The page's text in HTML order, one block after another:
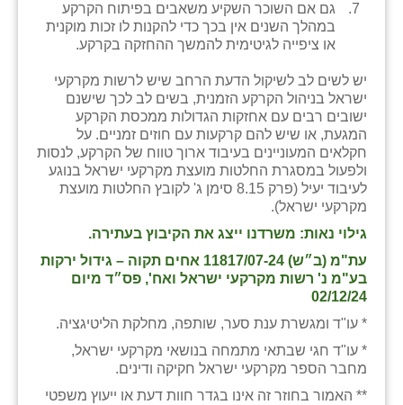
גם אם השוכר השקיע משאבים בפיתוח הקרקע
במהלך השנים אין בכך כדי להקנות לו זכות מוקנית
או ציפייה לגיטימית להמשך ההחזקה בקרקע.
יש לשים לב לשיקול הדעת הרחב שיש לרשות מקרקעי
ישראל בניהול הקרקע הזמנית, בשים לב לכך שישנם
ישובים רבים עם אחזקות הגדולות ממכסת הקרקע
המגעת, או שיש להם קרקעות עם חוזים זמניים. על
חקלאים המעוניינים בעיבוד ארוך טווח של הקרקע, לנסות
ולפעול במסגרת החלטות מועצת מקרקעי ישראל בנוגע
לעיבוד יעיל (פרק 8.15 סימן ג' לקובץ החלטות מועצת
מקרקעי ישראל).
גילוי נאות: משרדנו ייצג את הקיבוץ בעתירה.
עת"מ (ב״ש) 11817/07-24 אחים תקוה – גידול ירקות
בע"מ נ' רשות מקרקעי ישראל ואח', פס״ד מיום
02/12/24
* עו"ד ומגשרת ענת סער, שותפה, מחלקת הליטיגציה.
* עו"ד חגי שבתאי מתמחה בנושאי מקרקעי ישראל,
מחבר הספר מקרקעי ישראל חקיקה ודינים.
** האמור בחוזר זה אינו בגדר חוות דעת או ייעוץ משפטי
רמות השבים
רמת הדר
שבי ציון
שדה ורבורג
שדה צבי
שדמה
שכניה
תלמי יוסף
בוסתן הגליל